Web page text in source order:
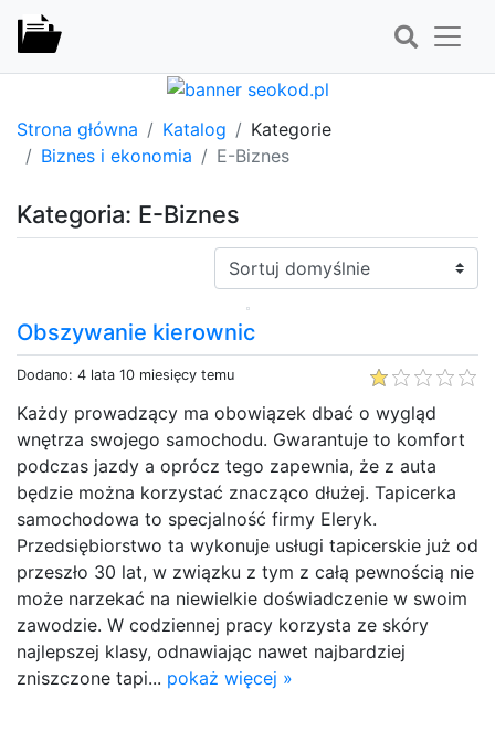
Strona główna Katalog
Kategorie
Biznes i ekonomia
E-Biznes
Kategoria: E-Biznes
Sortuj:
Obszywanie kierownic
Dodano: 4 lata 10 miesięcy temu
Każdy prowadzący ma obowiązek dbać o wygląd
wnętrza swojego samochodu. Gwarantuje to komfort
podczas jazdy a oprócz tego zapewnia, że z auta
będzie można korzystać znacząco dłużej. Tapicerka
samochodowa to specjalność firmy Eleryk.
Przedsiębiorstwo ta wykonuje usługi tapicerskie już od
przeszło 30 lat, w związku z tym z całą pewnością nie
może narzekać na niewielkie doświadczenie w swoim
zawodzie. W codziennej pracy korzysta ze skóry
najlepszej klasy, odnawiając nawet najbardziej
zniszczone tapi... pokaż więcej »